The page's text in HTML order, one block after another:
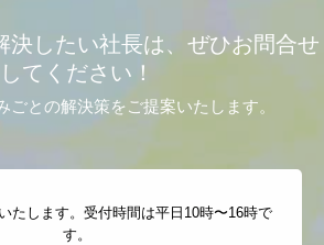
決したい社長は、ぜひお問合せ
してください！
ごとの解決策をご提案いたします。
たします。受付時間は平日10時〜16時で
す。